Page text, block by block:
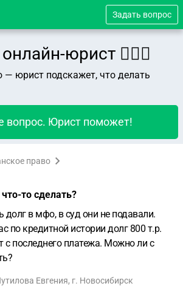
Задать вопрос
юрист 👨🏻‍⚖️
— юрист подскажет, что делать
вопрос. Юрист поможет!
право
то сделать?
долг в мфо, в суд они не подавали.
по кредитной истории долг 800 т.р.
с последнего платежа. Можно ли с
Евгения, г. Новосибирск